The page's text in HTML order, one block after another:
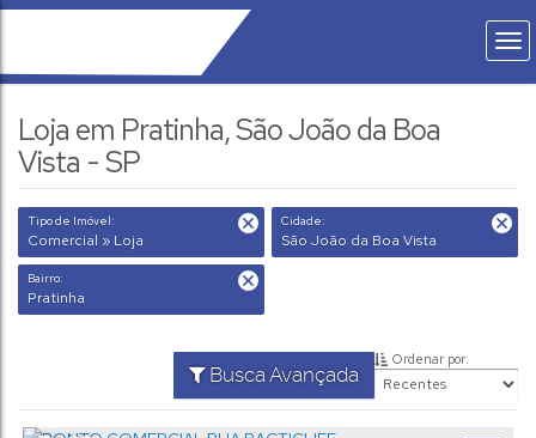
Loja em Pratinha, São João da Boa
Vista - SP
Tipo de Imóvel:
Comercial » Loja
Cidade:
São João da Boa Vista
Bairro:
Pratinha
Busca Avançada
Ordenar por: